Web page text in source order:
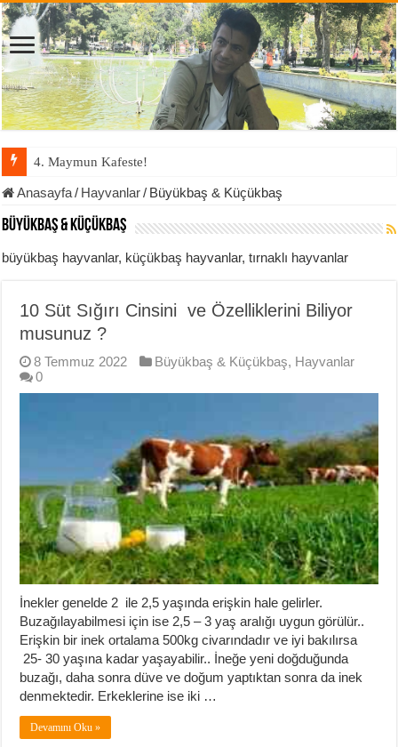
4. Maymun Kafeste!
Anasayfa/ Hayvanlar/ Büyükbaş & Küçükbaş
Büyükbaş & Küçükbaş
büyükbaş hayvanlar, küçükbaş hayvanlar, tırnaklı hayvanlar
10 Süt Sığırı Cinsini ve Özelliklerini Biliyor
musunuz ?
8 Temmuz 2022 Büyükbaş & Küçükbaş, Hayvanlar
0
İnekler genelde 2 ile 2,5 yaşında erişkin hale gelirler.
Buzağılayabilmesi için ise 2,5 – 3 yaş aralığı uygun görülür..
Erişkin bir inek ortalama 500kg civarındadır ve iyi bakılırsa
25- 30 yaşına kadar yaşayabilir.. İneğe yeni doğduğunda
buzağı, daha sonra düve ve doğum yaptıktan sonra da inek
denmektedir. Erkeklerine ise iki …
Devamını Oku »